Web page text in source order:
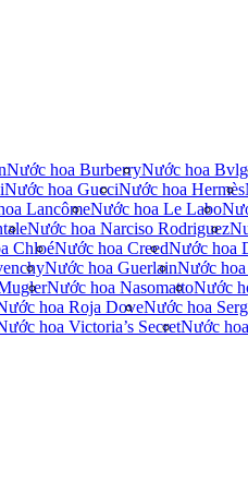
Nước hoa BurberryNước hoa
Nước hoa GucciNước hoa Hermès
LancômeNước hoa Le Labo
Nước hoa Narciso Rodriguez
ChloéNước hoa CreedNước hoa
Nước hoa GuerlainNước
Nước hoa NasomattoNước
hoa Roja DoveNước hoa
hoa Victoria’s SecretNước